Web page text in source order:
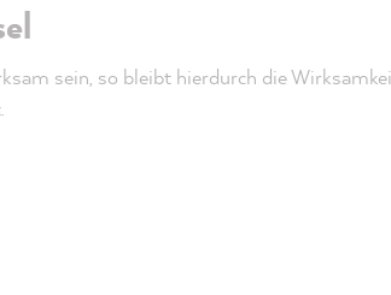
sein, so bleibt hierdurch die